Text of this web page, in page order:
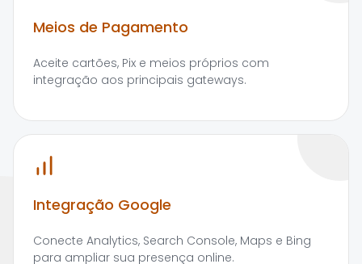
Meios de Pagamento
Aceite cartões, Pix e meios próprios com
integração aos principais gateways.
Integração Google
Conecte Analytics, Search Console, Maps e Bing
para ampliar sua presença online.